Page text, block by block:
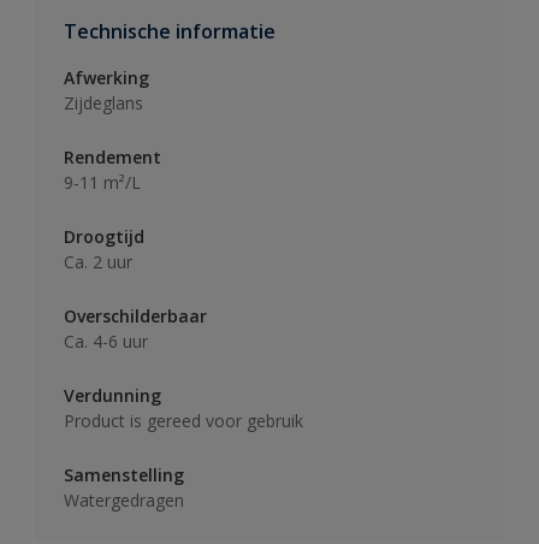
Technische informatie
Afwerking
Zijdeglans
Rendement
9-11 m²/L
Droogtijd
Ca. 2 uur
Overschilderbaar
Ca. 4-6 uur
Verdunning
Product is gereed voor gebruik
Samenstelling
Watergedragen